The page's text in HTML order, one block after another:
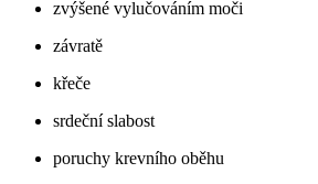
zvýšené vylučováním moči
závratě
křeče
srdeční slabost
poruchy krevního oběhu